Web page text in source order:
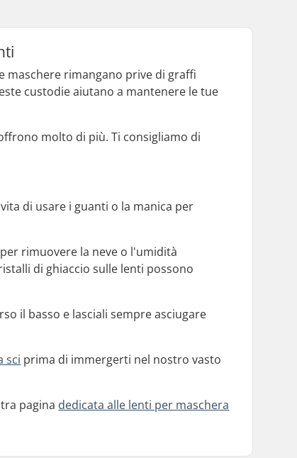
maschere rimangano prive di graffi
custodie aiutano a mantenere le tue
molto di più. Ti consigliamo di
di usare i guanti o la manica per
rimuovere la neve o l'umidità
di ghiaccio sulle lenti possono
il basso e lasciali sempre asciugare
sci prima di immergerti nel nostro vasto
pagina dedicata alle lenti per maschera